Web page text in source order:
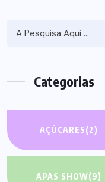
Categorias
AÇÚCARES(2)
APAS SHOW(9)